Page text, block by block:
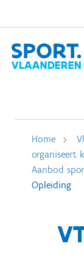
Home
organiseert
Aanbod
Opleiding